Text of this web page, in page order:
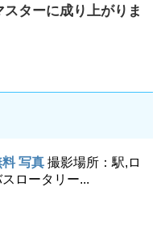
ターに成り上がりま
写真 撮影場所：駅,ロ
ロータリー...